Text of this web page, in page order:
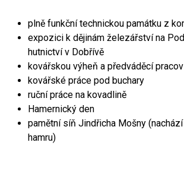
plně funkční technickou památku z
expozici k dějinám železářství na
hutnictví v Dobřívě
kovářskou výheň a předváděcí
kovářské práce pod buchary
ruční práce na kovadlině
Hamernický den
pamětní síň Jindřicha Mošny
hamru)